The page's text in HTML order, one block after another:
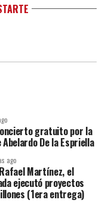
gratuito por la
De la Espriella
ago
Martínez, el
ejecutó proyectos
(1era entrega)